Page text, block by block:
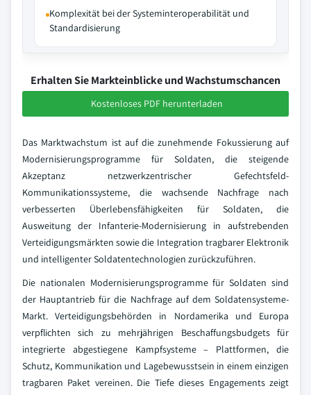
Komplexität bei der Systeminteroperabilität und
Standardisierung
Erhalten Sie Markteinblicke und Wachstumschancen
Kostenloses PDF herunterladen
Das Marktwachstum ist auf die zunehmende Fokussierung auf
Modernisierungsprogramme für Soldaten, die steigende
Akzeptanz netzwerkzentrischer Gefechtsfeld-
Kommunikationssysteme, die wachsende Nachfrage nach
verbesserten Überlebensfähigkeiten für Soldaten, die
Ausweitung der Infanterie-Modernisierung in aufstrebenden
Verteidigungsmärkten sowie die Integration tragbarer Elektronik
und intelligenter Soldatentechnologien zurückzuführen.
Die nationalen Modernisierungsprogramme für Soldaten sind
der Hauptantrieb für die Nachfrage auf dem Soldatensysteme-
Markt. Verteidigungsbehörden in Nordamerika und Europa
verpflichten sich zu mehrjährigen Beschaffungsbudgets für
integrierte abgestiegene Kampfsysteme – Plattformen, die
Schutz, Kommunikation und Lagebewusstsein in einem einzigen
tragbaren Paket vereinen. Die Tiefe dieses Engagements zeigt